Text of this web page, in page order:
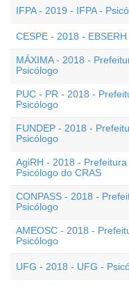
IFPA - 2019 - IFPA -
CESPE - 2018 -
MÁXIMA - 2018 -
Psicólogo
PUC - PR - 2018 -
Psicólogo
FUNDEP - 2018 -
Psicólogo
AgiRH - 2018 -
Psicólogo do CRAS
CONPASS - 2018 -
Psicólogo
AMEOSC - 2018 -
Psicólogo
UFG - 2018 - UFG -